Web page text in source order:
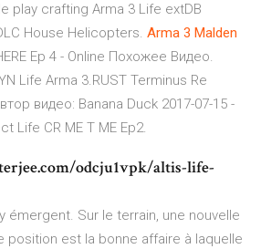
play crafting Arma 3 Life extDB
House Helicopters. Arma 3 Malden
Ep 4 - Online Похожее Видео.
Life Arma 3.RUST Terminus Re
видео: Banana Duck 2017-07-15 -
Life CR ME T ME Ep2.
odcju1vpk/altis-life-
émergent. Sur le terrain, une nouvelle
position est la bonne affaire à laquelle